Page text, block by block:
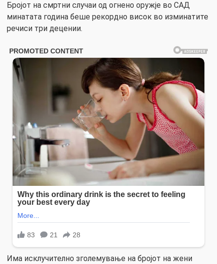
Бројот на смртни случаи од огнено оружје во САД
минатата година беше рекордно висок во изминатите
речиси три децении.
Има исклучително зголемување на бројот на жени